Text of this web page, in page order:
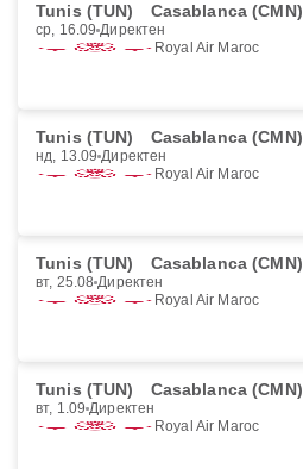
Tunis (TUN) Casablanca (CMN)
ср, 16.09 Директен
Royal Air Maroc
Tunis (TUN) Casablanca (CMN)
нд, 13.09 Директен
Royal Air Maroc
Tunis (TUN) Casablanca (CMN)
вт, 25.08 Директен
Royal Air Maroc
Tunis (TUN) Casablanca (CMN)
вт, 1.09 Директен
Royal Air Maroc